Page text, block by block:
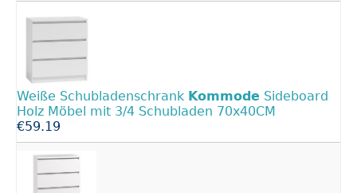
Weiße Schubladenschrank Kommode Sideboard
Holz Möbel mit 3/4 Schubladen 70x40CM
€59.19